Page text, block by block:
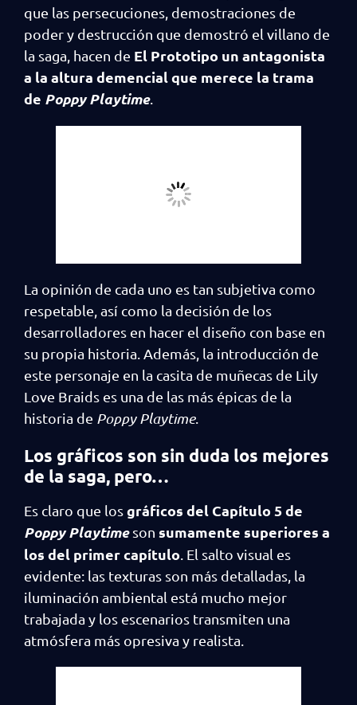
que las persecuciones, demostraciones de
poder y destrucción que demostró el villano de
la saga, hacen de El Prototipo un antagonista
a la altura demencial que merece la trama
de Poppy Playtime.
La opinión de cada uno es tan subjetiva como
respetable, así como la decisión de los
desarrolladores en hacer el diseño con base en
su propia historia. Además, la introducción de
este personaje en la casita de muñecas de Lily
Love Braids es una de las más épicas de la
historia de Poppy Playtime.
Los gráficos son sin duda los mejores
de la saga, pero…
Es claro que losgráficos del Capítulo 5 de
Poppy Playtimeson sumamente superiores a
los del primer capítulo . El salto visual es
evidente: las texturas son más detalladas, la
iluminación ambiental está mucho mejor
trabajada y los escenarios transmiten una
atmósfera más opresiva y realista.